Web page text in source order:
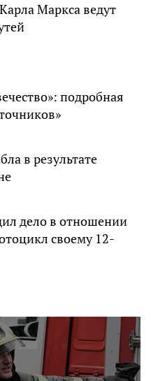
Маркса ведут
подробная
в результате
дело в отношении
своему 12-